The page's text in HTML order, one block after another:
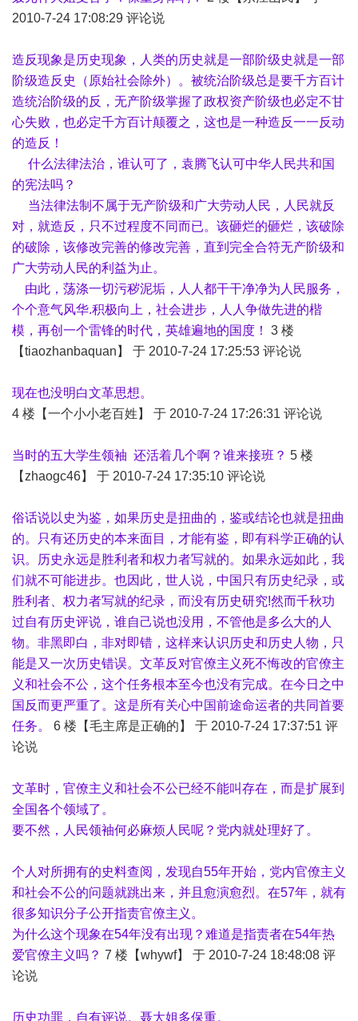
2010-7-24 17:08:29 评论说
造反现象是历史现象，人类的历史就是一部阶级史就是一部
阶级造反史（原始社会除外）。被统治阶级总是要千方百计
造统治阶级的反，无产阶级掌握了政权资产阶级也必定不甘
心失败，也必定千方百计颠覆之，这也是一种造反一一反动
的造反！
什么法律法治，谁认可了，袁腾飞认可中华人民共和国
的宪法吗？
当法律法制不属于无产阶级和广大劳动人民，人民就反
对，就造反，只不过程度不同而已。该砸烂的砸烂，该破除
的破除，该修改完善的修改完善，直到完全合符无产阶级和
广大劳动人民的利益为止。
由此，荡涤一切污秽泥垢，人人都干干净净为人民服务，
个个意气风华.积极向上，社会进步，人人争做先进的楷
模，再创一个雷锋的时代，英雄遍地的国度！
3 楼
【tiaozhanbaquan】 于 2010-7-24 17:25:53 评论说
现在也没明白文革思想。
4 楼【一个小小老百姓】 于 2010-7-24 17:26:31 评论说
当时的五大学生领袖 还活着几个啊？谁来接班？ 5 楼
【zhaogc46】 于 2010-7-24 17:35:10 评论说
俗话说以史为鉴，如果历史是扭曲的，鉴或结论也就是扭曲
的。只有还历史的本来面目，才能有鉴，即有科学正确的认
识。历史永远是胜利者和权力者写就的。如果永远如此，我
们就不可能进步。也因此，世人说，中国只有历史纪录，或
胜利者、权力者写就的纪录，而没有历史研究!然而千秋功
过自有历史评说，谁自己说也没用，不管他是多么大的人
物。非黑即白，非对即错，这样来认识历史和历史人物，只
能是又一次历史错误。文革反对官僚主义死不悔改的官僚主
义和社会不公，这个任务根本至今也没有完成。在今日之中
国反而更严重了。这是所有关心中国前途命运者的共同首要
任务。
6 楼【毛主席是正确的】 于 2010-7-24 17:37:51 评
论说
文革时，官僚主义和社会不公已经不能叫存在，而是扩展到
全国各个领域了。
要不然，人民领袖何必麻烦人民呢？党内就处理好了。
个人对所拥有的史料查阅，发现自55年开始，党内官僚主义
和社会不公的问题就跳出来，并且愈演愈烈。在57年，就有
很多知识分子公开指责官僚主义。
为什么这个现象在54年没有出现？难道是指责者在54年热
爱官僚主义吗？ 7 楼【whywf】 于 2010-7-24 18:48:08 评
论说
历史功罪，自有评说。聂大姐多保重。